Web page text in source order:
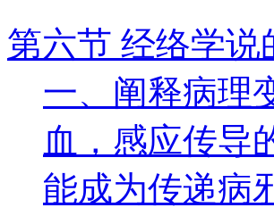
第六节 经络学说
一、阐释病理
血，感应传导
能成为传递病